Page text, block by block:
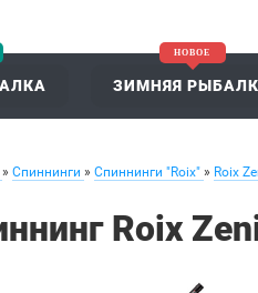
ЗИМНЯЯ
» Спиннинги » Спиннинги "Roix" » Roix
Roix